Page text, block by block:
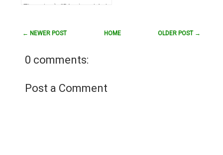
Tinmoi.vn) "Dù rằng hành
hơn 1 tuổi dẫn đến tử vong
Xem chi tiết
← NEWER POST OLDER POST →
HOME
0 comments:
Post a Comment